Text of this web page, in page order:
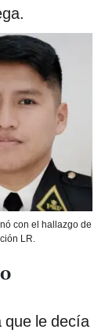
con el hallazgo de
LR.
que le decía